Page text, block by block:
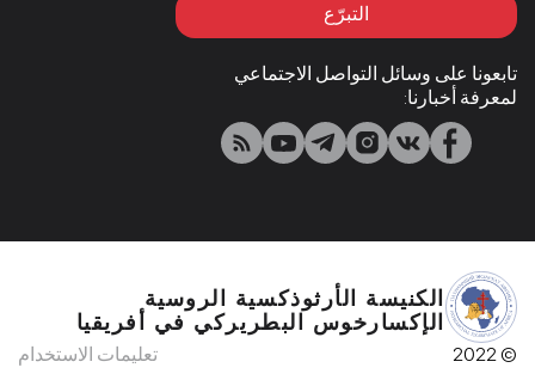
التبرّع
تابعونا على وسائل التواصل الاجتماعي
لمعرفة أخبارنا:
الكنيسة الأرثوذكسية الروسية
الإكسارخوس البطريركي في أفريقيا
© 2022 تعليمات الاستخدام